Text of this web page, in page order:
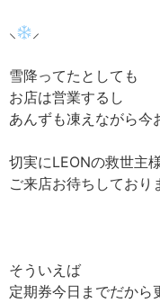
⸜ ⸝
雪降ってたとしても
お店は営業するし
あんずも凍えながら今
切実にLEONの救世主
ご来店お待ちしてお
そういえば
定期券今日までだから